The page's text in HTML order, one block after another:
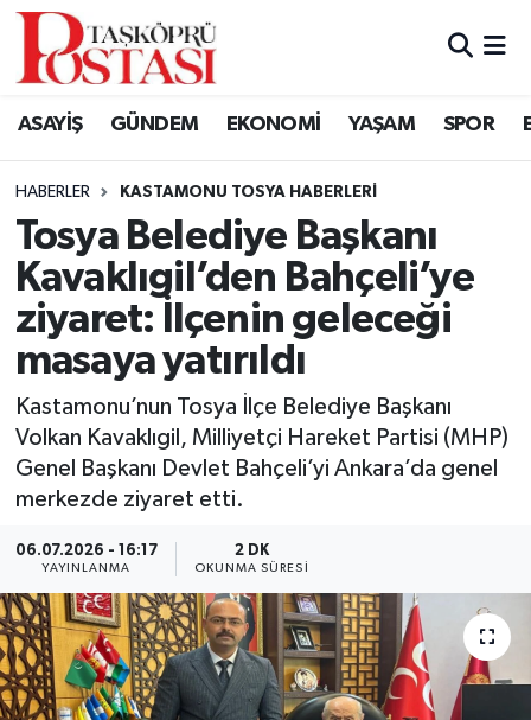
ASAYİŞ GÜNDEM EKONOMİ YAŞAM SPOR
HABERLER KASTAMONU TOSYA HABERLERI
Tosya Belediye Başkanı
Kavaklıgil’den Bahçeli’ye
ziyaret: İlçenin geleceği
masaya yatırıldı
Kastamonu’nun Tosya İlçe Belediye Başkanı
Volkan Kavaklıgil, Milliyetçi Hareket Partisi (MHP)
Genel Başkanı Devlet Bahçeli’yi Ankara’da genel
merkezde ziyaret etti.
06.07.2026 - 16:17
YAYINLANMA
2 DK
OKUNMA SÜRESI
Kastamonu Vefat Edenler
Araç Haberleri
Azdavay Haberleri
Çatalzeytin Haberleri
Cide Haberleri
Daday Haberleri
Devrekani Haberleri
Doğanyurt Haberleri